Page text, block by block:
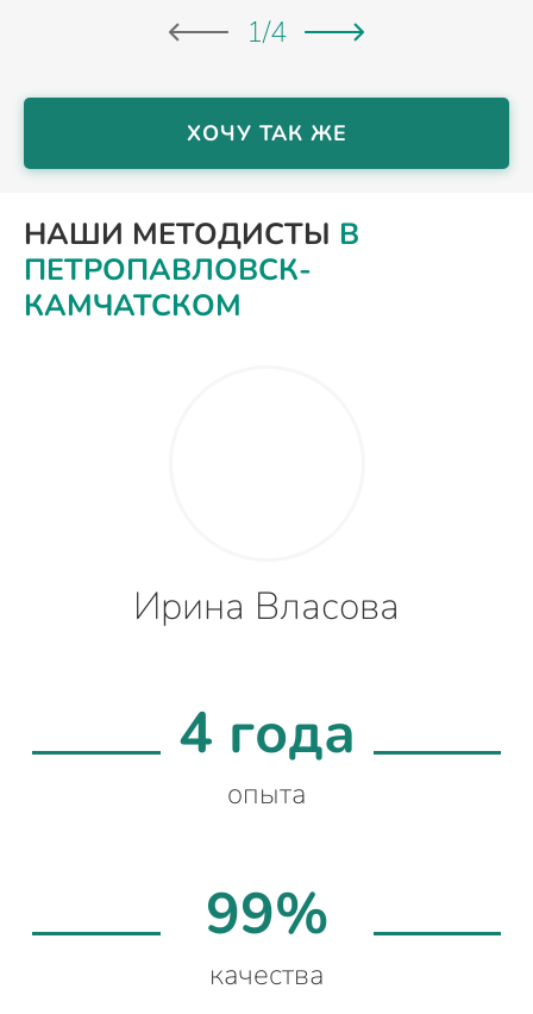
1/4
ХОЧУ ТАК ЖЕ
НАШИ МЕТОДИСТЫ В
ПЕТРОПАВЛОВСК-
КАМЧАТСКОМ
Ирина Власова
4 года
опыта
99%
качества